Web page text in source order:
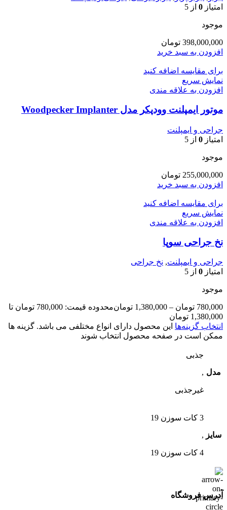
امتیاز 0 از 5
موجود
398,000,000 تومان
افزودن به سبد خرید
برای مقایسه اضافه کنید
نمایش سریع
افزودن به علاقه مندی
موتور ایمپلنت وودپکر مدل Woodpecker Implanter
جراحی و ایمپلنت
امتیاز 0 از 5
موجود
255,000,000 تومان
افزودن به سبد خرید
برای مقایسه اضافه کنید
نمایش سریع
افزودن به علاقه مندی
نخ جراحی سوپا
جراحی و ایمپلنت, نخ جراحی
امتیاز 0 از 5
موجود
780,000 تومان –
1,380,000 تومان
محدوده قیمت: 780,000 تومان تا
1,380,000 تومان
انتخاب گزینه‌ها این محصول دارای انواع مختلفی می باشد. گزینه ها
ممکن است در صفحه محصول انتخاب شوند
مدل
جذبی
,
غیرجذبی
سایز
3 کات سوزن 19
,
4 کات سوزن 19
آدرس فروشگاه